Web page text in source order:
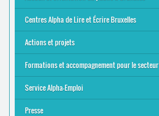
Bruxelles
8 Points Accueil
Publics concernés ?
Que proposons-nous ?
Qui sommes-nous ?
Centres Alpha de Lire et Écrire Bruxelles
Actions et projets
Alpha-Jeux
Arts & Alpha
Jeudis du Cinéma
Le projet Alpha-TIC
Notre projet FSE
Tac-TIC Emploi
Formations et accompagnement pour le secteur
S’initier
Se former
Se rencontrer
Être accompagné·e
Service Alpha-Emploi
Équipe et contacts
Accompagnement individuel
Accompagnement collectif
Folder Service Alpha-Emploi
Presse